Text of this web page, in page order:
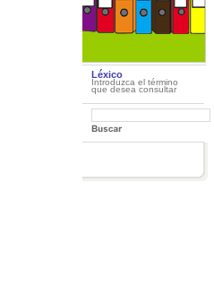
Léxico
Introduzca el término
que desea consultar